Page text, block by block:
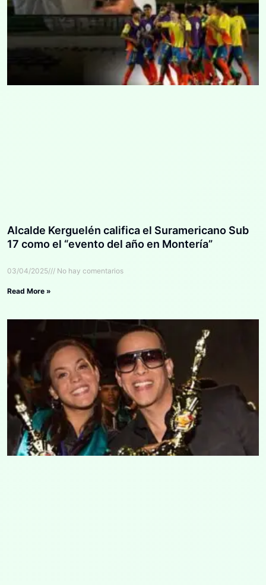
Alcalde Kerguelén califica el Suramericano Sub
17 como el “evento del año en Montería”
03/04/2025 No hay comentarios
Read More »